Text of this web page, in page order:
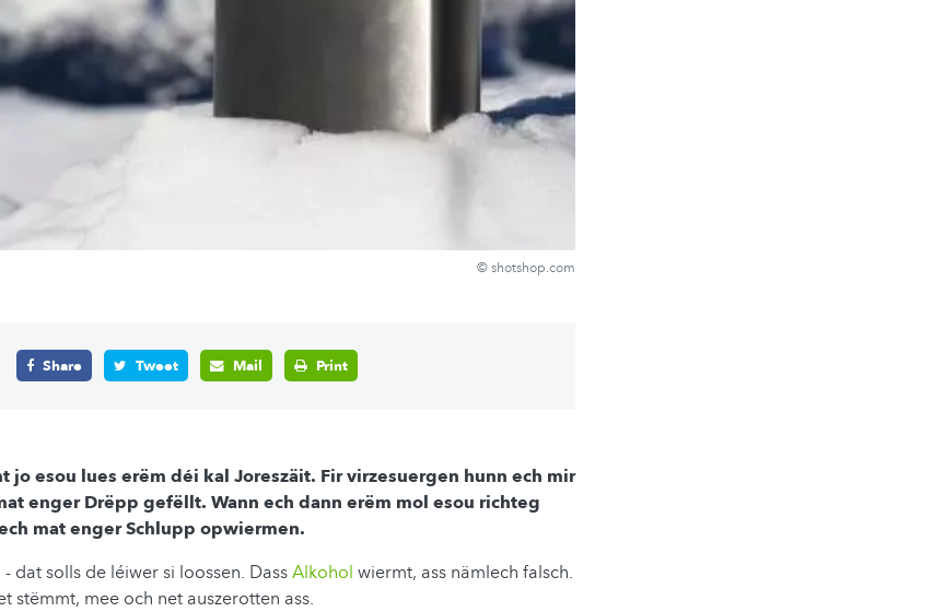
© shotshop.com
Share Tweet Mail Print
jo esou lues erëm déi kal Joreszäit. Fir virzesuergen hunn ech mir
enger Drëpp gefëllt. Wann ech dann erëm mol esou richteg
mat enger Schlupp opwiermen.
dat solls de léiwer si loossen. DassAlkohol wiermt, ass nämlech falsch.
stëmmt, mee och net auszerotten ass.